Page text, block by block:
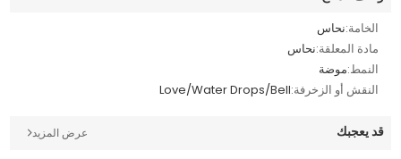
الخامة:نحاس
مادة المعلقة:نحاس
النمط:موضة
النقش أو الزخرفة:Love/Water Drops/Bell
قد يعجبك عرض المزيد